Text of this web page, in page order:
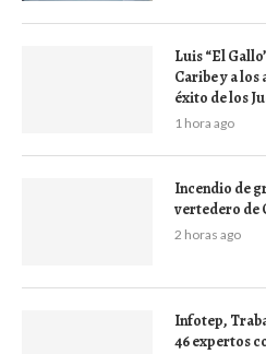
Luis “El
Caribe y a
éxito de los
1 hora ago
Incendio de
vertedero de
2 horas ago
Infotep,
46 expertos